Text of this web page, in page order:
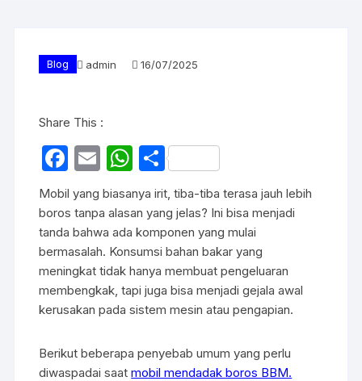
Blog admin 16/07/2025
Share This :
F
a
c
e
b
o
o
E
m
ail
W
h
at
s
A
p
p
S
h
ar
e
Mobil yang biasanya irit, tiba-tiba terasa jauh lebih
boros tanpa alasan yang jelas? Ini bisa menjadi
tanda bahwa ada komponen yang mulai
bermasalah. Konsumsi bahan bakar yang
meningkat tidak hanya membuat pengeluaran
membengkak, tapi juga bisa menjadi gejala awal
kerusakan pada sistem mesin atau pengapian.
Berikut beberapa penyebab umum yang perlu
diwaspadai saatmobil mendadak boros BBM.